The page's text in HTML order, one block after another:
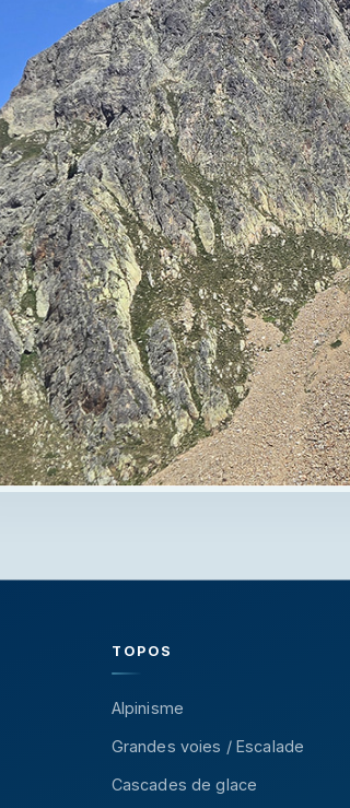
TOPOS
Alpinisme
Grandes voies / Escalade
Cascades de glace